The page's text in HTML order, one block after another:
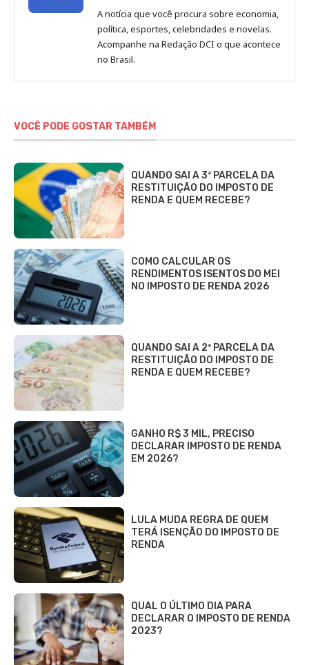
de
Redação
Jornal
DCI
A notícia que você procura sobre economia,
política, esportes, celebridades e novelas.
Acompanhe na Redação DCI o que acontece
no Brasil.
VOCÊ PODE GOSTAR TAMBÉM
QUANDO SAI A 3ª PARCELA DA
RESTITUIÇÃO DO IMPOSTO DE
RENDA E QUEM RECEBE?
COMO CALCULAR OS
RENDIMENTOS ISENTOS DO MEI
NO IMPOSTO DE RENDA 2026
QUANDO SAI A 2ª PARCELA DA
RESTITUIÇÃO DO IMPOSTO DE
RENDA E QUEM RECEBE?
GANHO R$ 3 MIL, PRECISO
DECLARAR IMPOSTO DE RENDA
EM 2026?
LULA MUDA REGRA DE QUEM
TERÁ ISENÇÃO DO IMPOSTO DE
RENDA
QUAL O ÚLTIMO DIA PARA
DECLARAR O IMPOSTO DE RENDA
2023?